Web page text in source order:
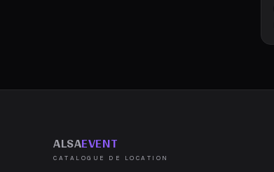
ALSAEVENT
CATALOGUE DE LOCATION